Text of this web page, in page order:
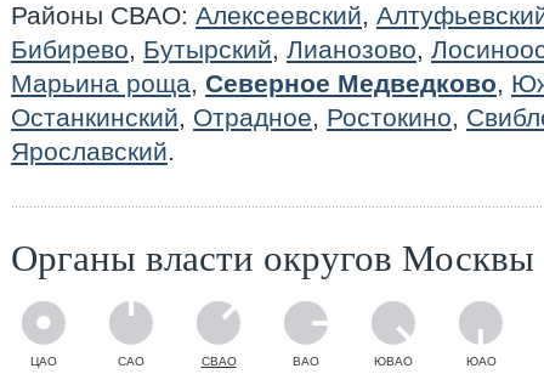
Районы СВАО: Алексеевский,
Бибирево, Бутырский, Лианозово,
Марьина роща, Северное Медведково,
Останкинский, Отрадное, Ростокино,
Ярославский.
Органы власти округов Москвы
ЦАО САО СВАО ВАО ЮВАО ЮАО